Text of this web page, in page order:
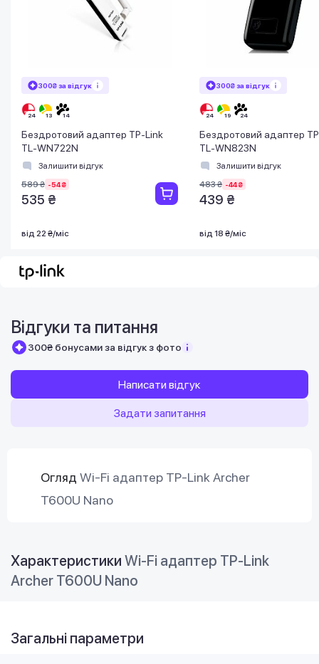
300₴ за відгук
Бездротовий адаптер TP-Link
TL-WN722N
Залишити відгук
589 ₴ -54 ₴
535 ₴
від 22 ₴/міс
300₴ за відгук
Бездротовий адаптер
TL-WN823N
Залишити відгук
483 ₴ -44 ₴
439 ₴
від 18 ₴/міс
Відгуки та питання
300₴ бонусами за відгук з фото
Написати відгук
Задати запитання
Огляд Wi-Fi адаптер TP-Link Archer
T600U Nano
Характеристики Wi-Fi адаптер TP-Link
Archer T600U Nano
Загальні параметри